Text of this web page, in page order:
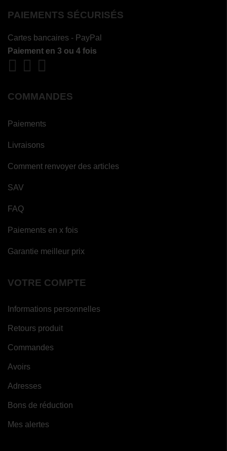
PAIEMENTS SÉCURISÉS
Cartes bancaires - PayPal
Paiement en 3 ou 4 fois
COMMANDES
Paiements
Livraisons
Comment renvoyer des articles
SAV
FAQ
Paiements en x fois
Garantie meilleur prix
VOTRE COMPTE
Informations personnelles
Retours produit
Commandes
Avoirs
Adresses
Bons de réduction
Mes alertes